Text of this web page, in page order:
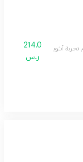
أنثوية متكاملة
214.0
ر.س